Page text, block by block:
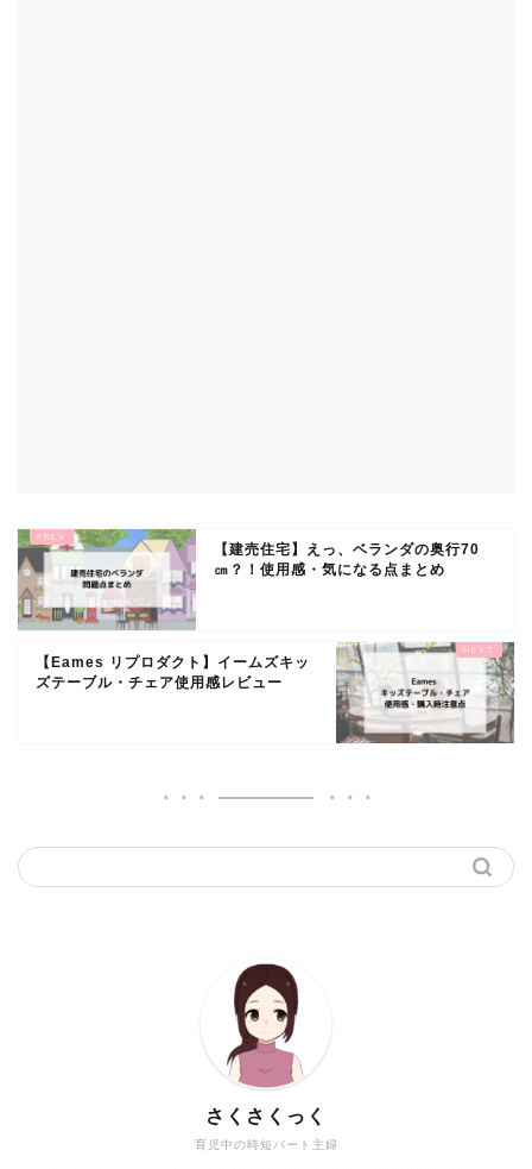
【建売住宅】えっ、ベランダの奥行70
㎝？！使用感・気になる点まとめ
【Eames リプロダクト】イームズキッ
ズテーブル・チェア使用感レビュー
育児中の時短パート主婦
さくさくっく